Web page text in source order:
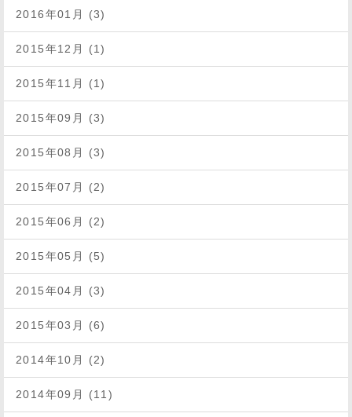
2016年01月 (3)
2015年12月 (1)
2015年11月 (1)
2015年09月 (3)
2015年08月 (3)
2015年07月 (2)
2015年06月 (2)
2015年05月 (5)
2015年04月 (3)
2015年03月 (6)
2014年10月 (2)
2014年09月 (11)